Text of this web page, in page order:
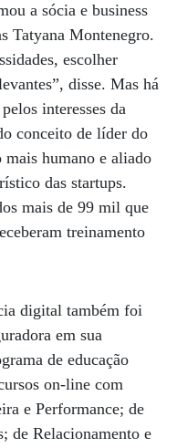
a sócia e business
Tatyana Montenegro.
escolher
disse. Mas há
interesses da
conceito de líder do
humano e aliado
das startups.
mais de 99 mil que
treinamento
digital também foi
em sua
de educação
on-line com
e Performance; de
de Relacionamento e